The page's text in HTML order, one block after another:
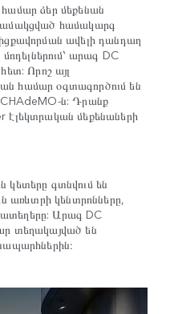
ձեր մեքենան
համակարգ
ավելի դանդաղ
արագ DC
Որոշ այլ
համար օգտագործում են
ն: Դրանք
էլեկտրական մեքենաների
կետերը գտնվում են
առևտրի կենտրոնները,
Արագ DC
տեղակայված են